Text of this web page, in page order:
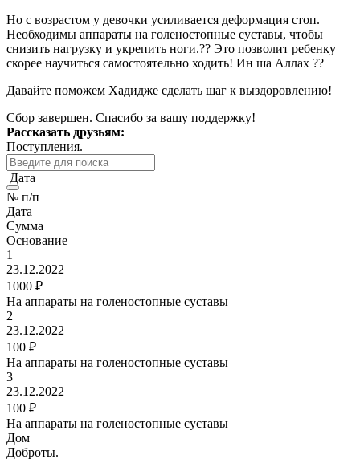
Но с возрастом у девочки усиливается деформация стоп.
Необходимы аппараты на голеностопные суставы, чтобы
снизить нагрузку и укрепить ноги.?? Это позволит ребенку
скорее научиться самостоятельно ходить! Ин ша Аллах ??
Давайте поможем Хадидже сделать шаг к выздоровлению!
Сбор завершен. Спасибо за вашу поддержку!
Рассказать друзьям:
Поступления.
Дата
№ п/п
Дата
Сумма
Основание
1
23.12.2022
1000 ₽
На аппараты на голеностопные суставы
2
23.12.2022
100 ₽
На аппараты на голеностопные суставы
3
23.12.2022
100 ₽
На аппараты на голеностопные суставы
Дом
Доброты.